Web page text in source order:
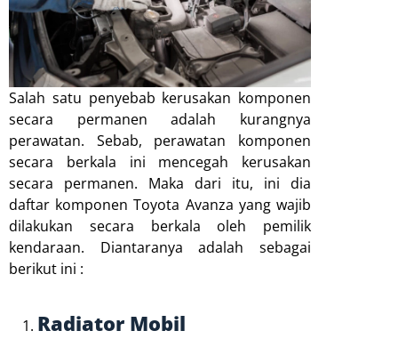
Salah satu penyebab kerusakan komponen
secara permanen adalah kurangnya
perawatan. Sebab, perawatan komponen
secara berkala ini mencegah kerusakan
secara permanen. Maka dari itu, ini dia
daftar komponen Toyota Avanza yang wajib
dilakukan secara berkala oleh pemilik
kendaraan. Diantaranya adalah sebagai
berikut ini :
Radiator Mobil